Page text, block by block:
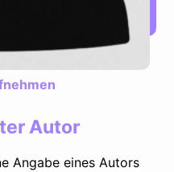
Autor
Angabe eines Autors